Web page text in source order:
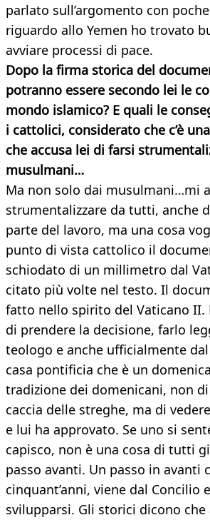
parlato sull’argomento con
riguardo allo Yemen ho trovato
avviare processi di pace.
Dopo la firma storica del
potranno essere secondo lei le
mondo islamico? E quali le
i cattolici, considerato che c’è
che accusa lei di farsi
musulmani…
Ma non solo dai musulmani…mi
strumentalizzare da tutti, anche
parte del lavoro, ma una cosa
punto di vista cattolico il
schiodato di un millimetro dal
citato più volte nel testo. Il
fatto nello spirito del Vaticano II.
di prendere la decisione, farlo
teologo e anche ufficialmente
casa pontificia che è un
tradizione dei domenicani, non
caccia delle streghe, ma di
e lui ha approvato. Se uno si
capisco, non è una cosa di tutti
passo avanti. Un passo in avanti
cinquant’anni, viene dal Concilio
svilupparsi. Gli storici dicono che